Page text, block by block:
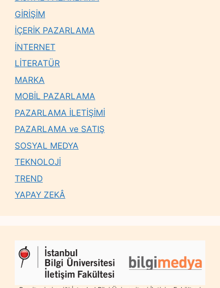
GİRİŞİM
İÇERİK PAZARLAMA
İNTERNET
LİTERATÜR
MARKA
MOBİL PAZARLAMA
PAZARLAMA İLETİŞİMİ
PAZARLAMA ve SATIŞ
SOSYAL MEDYA
TEKNOLOJİ
TREND
YAPAY ZEKÂ